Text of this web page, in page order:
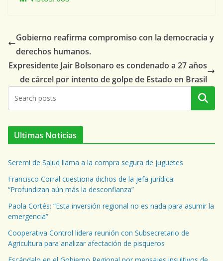
Gobierno reafirma compromiso con la democracia y
derechos humanos.
Expresidente Jair Bolsonaro es condenado a 27 años
de cárcel por intento de golpe de Estado en Brasil
Buscar
Ultimas Noticias
Seremi de Salud llama a la compra segura de juguetes
Francisco Corral cuestiona dichos de la jefa jurídica:
“Profundizan aún más la desconfianza”
Paola Cortés: “Esta inversión regional no es nada para asumir la
emergencia”
Cooperativa Control lidera reunión con Subsecretario de
Agricultura para analizar afectación de pisqueros